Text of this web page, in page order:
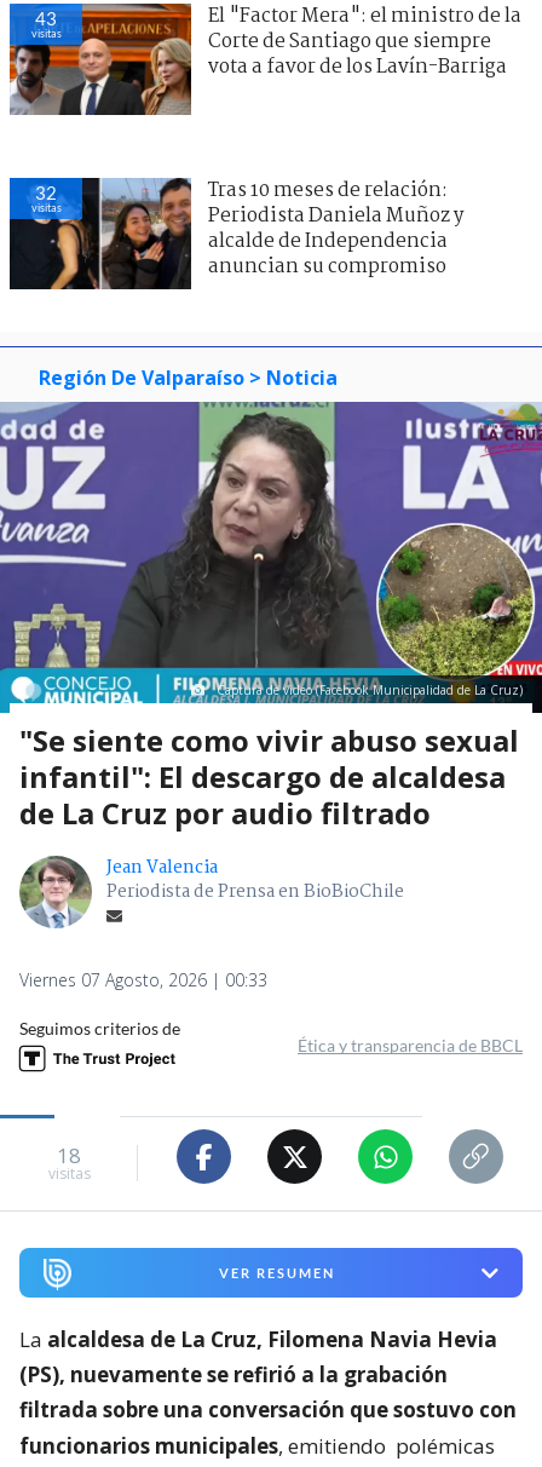
43
visitas
El "Factor Mera": el ministro de la
Corte de Santiago que siempre
vota a favor de los Lavín-Barriga
32
visitas
Tras 10 meses de relación:
Periodista Daniela Muñoz y
alcalde de Independencia
anuncian su compromiso
Región De Valparaíso > Noticia
Captura de video (Facebook Municipalidad de La Cruz)
"Se siente como vivir abuso sexual
infantil": El descargo de alcaldesa
de La Cruz por audio filtrado
Jean Valencia
Periodista de Prensa en BioBioChile
Viernes 07 Agosto, 2026 | 00:33
Seguimos criterios de
Ética y transparencia de BBCL
18
visitas
VER RESUMEN
La alcaldesa de La Cruz, Filomena Navia Hevia
(PS), nuevamente se refirió a la grabación
filtrada sobre una conversación que sostuvo con
funcionarios municipales, emitiendo polémicas